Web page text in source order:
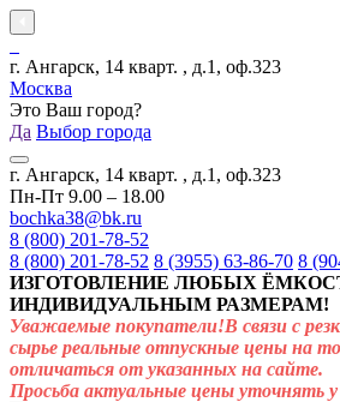
г. Ангарск, 14 кварт. , д.1, оф.323
Москва
Это Ваш город?
Да Выбор города
г. Ангарск, 14 кварт. , д.1, оф.323
Пн-Пт 9.00 – 18.00
bochka38@bk.ru
8 (800) 201-78-52
8 (800) 201-78-52 8 (3955) 63-86-70 8
ИЗГОТОВЛЕНИЕ ЛЮБЫХ
ИНДИВИДУАЛЬНЫМ РАЗМЕРАМ!
Уважаемые покупатели!В связи с
сырье реальные отпускные цены на
отличаться от указанных на сайте.
Просьба актуальные цены уточнять